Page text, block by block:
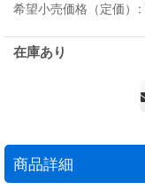
希望小売価格（定価）
:
在庫あり
商品詳細